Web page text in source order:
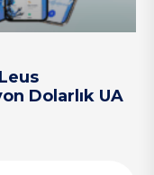
Dolarlık UA